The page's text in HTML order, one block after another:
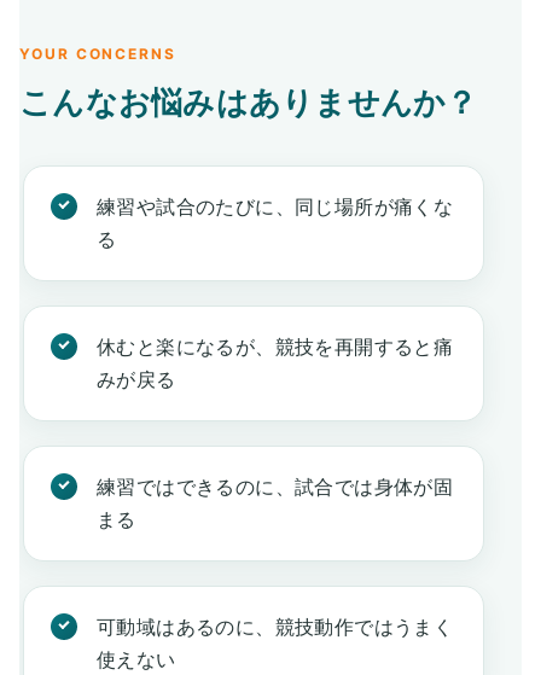
YOUR CONCERNS
こんなお悩みはありませんか？
練習や試合のたびに、同じ場所が痛くな
る
休むと楽になるが、競技を再開すると痛
みが戻る
練習ではできるのに、試合では身体が固
まる
可動域はあるのに、競技動作ではうまく
使えない